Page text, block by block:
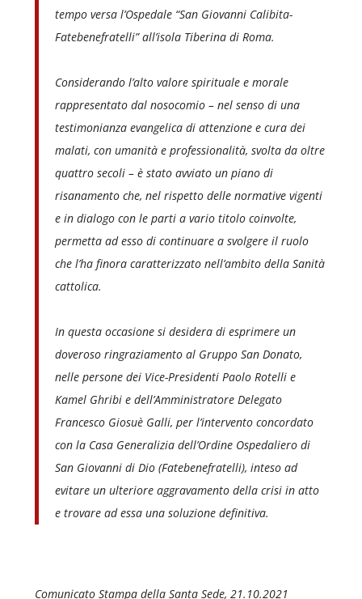
tempo versa l’Ospedale “San Giovanni Calibita-
Fatebenefratelli” all’isola Tiberina di Roma.
Considerando l’alto valore spirituale e morale
rappresentato dal nosocomio – nel senso di una
testimonianza evangelica di attenzione e cura dei
malati, con umanità e professionalità, svolta da oltre
quattro secoli – è stato avviato un piano di
risanamento che, nel rispetto delle normative vigenti
e in dialogo con le parti a vario titolo coinvolte,
permetta ad esso di continuare a svolgere il ruolo
che l’ha finora caratterizzato nell’ambito della Sanità
cattolica.
In questa occasione si desidera di esprimere un
doveroso ringraziamento al Gruppo San Donato,
nelle persone dei Vice-Presidenti Paolo Rotelli e
Kamel Ghribi e dell’Amministratore Delegato
Francesco Giosuè Galli, per l’intervento concordato
con la Casa Generalizia dell’Ordine Ospedaliero di
San Giovanni di Dio (Fatebenefratelli), inteso ad
evitare un ulteriore aggravamento della crisi in atto
e trovare ad essa una soluzione definitiva.
Comunicato Stampa della Santa Sede, 21.10.2021